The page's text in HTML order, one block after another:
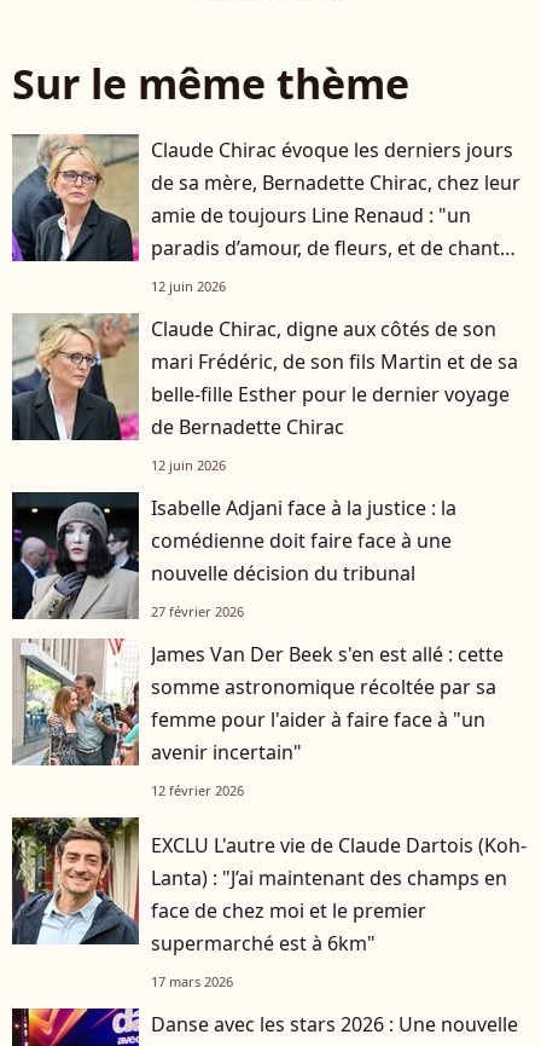
Sur le même thème
Claude Chirac évoque les derniers jours
de sa mère, Bernadette Chirac, chez leur
amie de toujours Line Renaud : "un
paradis d’amour, de fleurs, et de chant
des oiseaux"
12 juin 2026
Claude Chirac, digne aux côtés de son
mari Frédéric, de son fils Martin et de sa
belle-fille Esther pour le dernier voyage
de Bernadette Chirac
12 juin 2026
Isabelle Adjani face à la justice : la
comédienne doit faire face à une
nouvelle décision du tribunal
27 février 2026
James Van Der Beek s'en est allé : cette
somme astronomique récoltée par sa
femme pour l'aider à faire face à "un
avenir incertain"
12 février 2026
EXCLU L'autre vie de Claude Dartois (Koh-
Lanta) : "J’ai maintenant des champs en
face de chez moi et le premier
supermarché est à 6km"
17 mars 2026
Danse avec les stars 2026 : Une nouvelle